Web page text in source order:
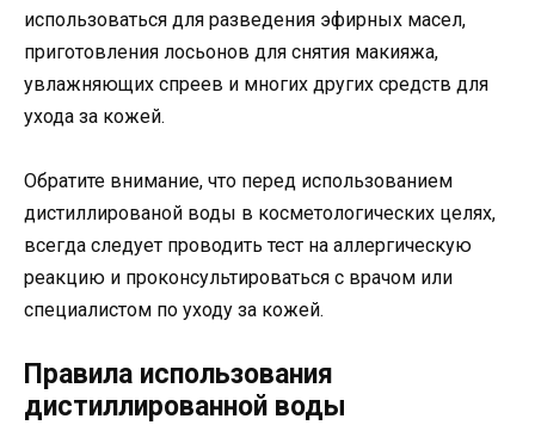
использоваться для разведения эфирных масел,
приготовления лосьонов для снятия макияжа,
увлажняющих спреев и многих других средств для
ухода за кожей.
Обратите внимание, что перед использованием
дистиллированой воды в косметологических целях,
всегда следует проводить тест на аллергическую
реакцию и проконсультироваться с врачом или
специалистом по уходу за кожей.
Правила использования
дистиллированной воды